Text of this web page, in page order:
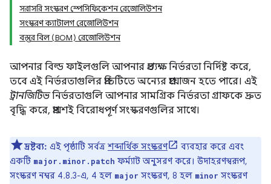
সরাসরি সংস্করণ স্পেসিফিকেশন রেজোলিউশন
সংস্করণ ক্যাটালগ রেজোলিউশন
বস্তুর বিল (BOM) রেজোলিউশন
আপনার বিল্ড ফাইলগুলি আপনার প্রত্যক্ষনির্ভরতা নির্দিষ্ট করে,
তবে এই নির্ভরতাগুলির প্রতিটিতে অন্যের প্রয়োজন হতে পারে। এই
ট্রানজিটিভনির্ভরতাগুলি আপনার সামগ্রিক নির্ভরতা গ্রাফকে দ্রুত
বৃদ্ধি করে, প্রায়শই বিরোধপূর্ণ সংস্করণগুলির সাথে।
দ্রষ্টব্য: এই পৃষ্ঠাটি সর্বত্র শব্দার্থিক সংস্করণ
ব্যবহার করে এবং
একটি major.minor.patch ফর্ম্যাট অনুসরণ করে। উদাহরণস্বরূপ,
সংস্করণ নম্বর 4.8.3-এ, 4 হল major সংস্করণ, 8 হল minor সংস্করণ